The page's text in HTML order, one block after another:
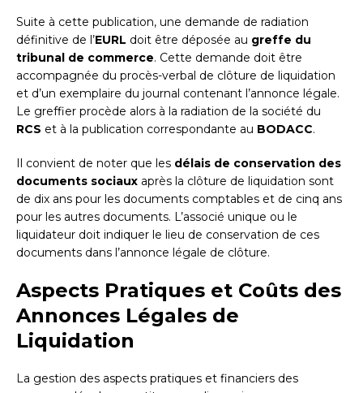
Suite à cette publication, une demande de radiation
définitive de l’EURL doit être déposée au greffe du
tribunal de commerce. Cette demande doit être
accompagnée du procès-verbal de clôture de liquidation
et d’un exemplaire du journal contenant l’annonce légale.
Le greffier procède alors à la radiation de la société du
RCS et à la publication correspondante au BODACC.
Il convient de noter que les délais de conservation des
documents sociaux après la clôture de liquidation sont
de dix ans pour les documents comptables et de cinq ans
pour les autres documents. L’associé unique ou le
liquidateur doit indiquer le lieu de conservation de ces
documents dans l’annonce légale de clôture.
Aspects Pratiques et Coûts des
Annonces Légales de
Liquidation
La gestion des aspects pratiques et financiers des